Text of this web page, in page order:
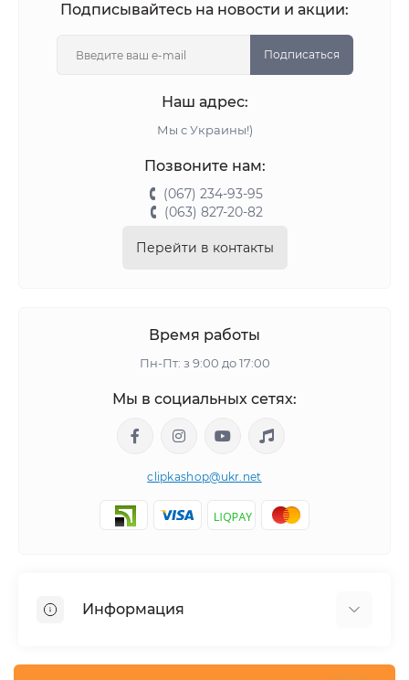
Подписывайтесь на новости и акции:
Подписаться
Наш адрес:
Мы с Украины!)
Позвоните нам:
(067) 234-93-95
(063) 827-20-82
Перейти в контакты
Время работы
Пн-Пт: з 9:00 до 17:00
Мы в социальных сетях:
clipkashop@ukr.net
Информация